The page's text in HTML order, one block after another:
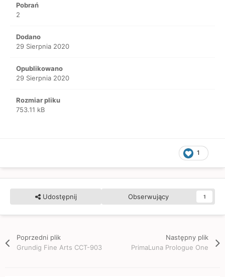
Pobrań
2
Dodano
29 Sierpnia 2020
Opublikowano
29 Sierpnia 2020
Rozmiar pliku
753.11 kB
1
Udostępnij Obserwujący 1
Poprzedni plik
Grundig Fine Arts CCT-903
Następny plik
PrimaLuna Prologue One